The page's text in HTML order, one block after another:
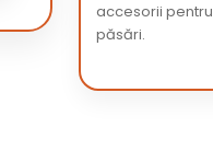
accesorii pentru
păsări.